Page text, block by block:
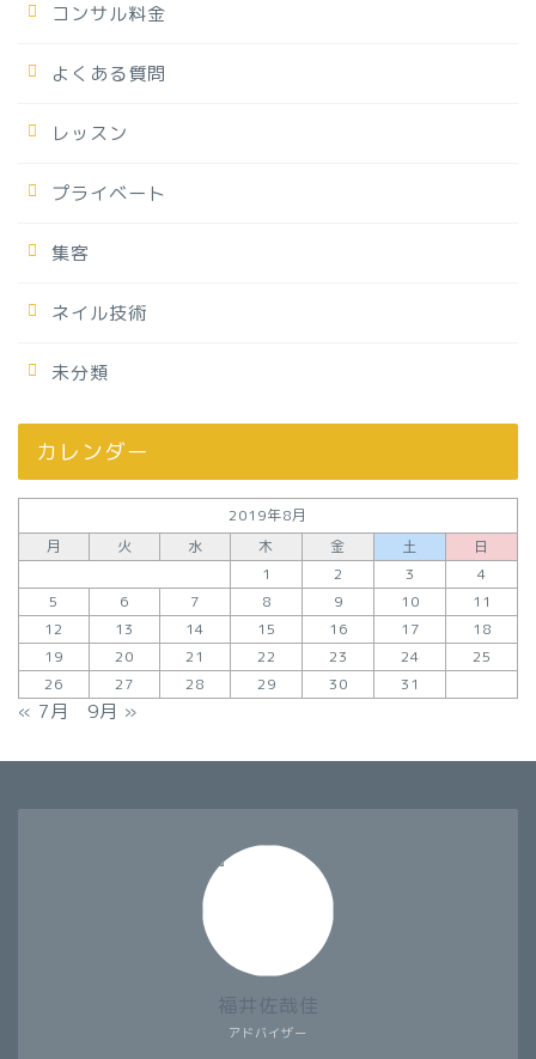
コンサル料金
よくある質問
レッスン
プライベート
集客
ネイル技術
未分類
カレンダー
2019年8月
月
火 水 木 金 土
日
1
2 3
4
5
6 7 8 9 10
11
12
13 14 15 16 17
18
19
20 21 22 23 24
25
26
27 28 29 30 31
« 7月 9月 »
アドバイザー
福井佐哉佳